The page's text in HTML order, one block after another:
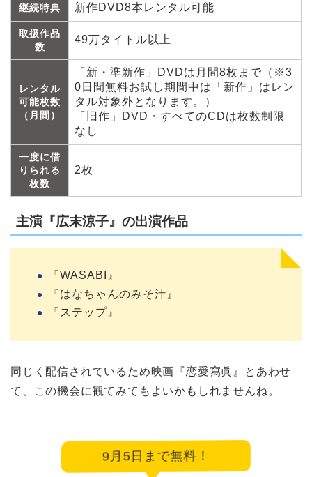
継続特典 新作DVD8本レンタル可能
取扱作品
数
49万タイトル以上
レンタル
可能枚数
（月間）
「新・準新作」DVDは月間8枚まで（※3
0日間無料お試し期間中は「新作」はレン
タル対象外となります。）
「旧作」DVD・すべてのCDは枚数制限
なし
一度に借
りられる
枚数
2枚
主演『広末涼子』の出演作品
『WASABI』
『はなちゃんのみそ汁』
『ステップ』
同じく配信されているため映画『恋愛寫眞』とあわせ
て、この機会に観てみてもよいかもしれませんね。
9月5日まで無料！